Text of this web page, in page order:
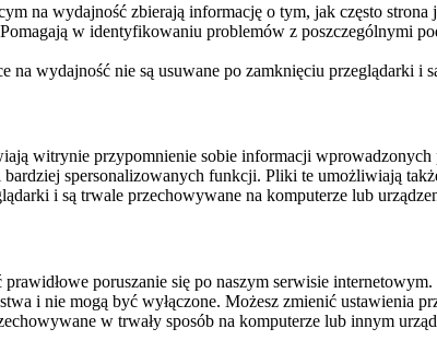
na wydajność zbierają informację o tym, jak często
w identyfikowaniu problemów z poszczególnymi
na wydajność nie są usuwane po zamknięciu przeglądarki
witrynie przypomnienie sobie informacji
spersonalizowanych funkcji. Pliki te umożliwiają
i są trwale przechowywane na komputerze lub
poruszanie się po naszym serwisie
i nie mogą być wyłączone. Możesz zmienić
w trwały sposób na komputerze lub innym